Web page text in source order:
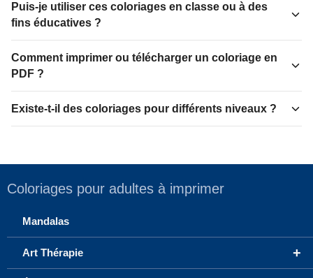
Puis-je utiliser ces coloriages en classe ou à des
fins éducatives ?
Comment imprimer ou télécharger un coloriage en
PDF ?
Existe-t-il des coloriages pour différents niveaux ?
Coloriages pour adultes à imprimer
Mandalas
+
Art Thérapie